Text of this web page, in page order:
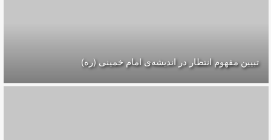
تبیین مفهوم انتظار در اندیشه‌ی امام خمینی (ره)